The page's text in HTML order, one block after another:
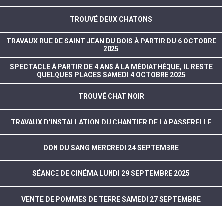
TROUVÉ DEUX CHATONS
TRAVAUX RUE DE SAINT JEAN DU BOIS À PARTIR DU 6 OCTOBRE
2025
SPECTACLE À PARTIR DE 4 ANS À LA MÉDIATHÈQUE, IL RESTE
QUELQUES PLACES SAMEDI 4 OCTOBRE 2025
TROUVÉ CHAT NOIR
TRAVAUX D’INSTALLATION DU CHANTIER DE LA PASSERELLE
DON DU SANG MERCREDI 24 SEPTEMBRE
SÉANCE DE CINÉMA LUNDI 29 SEPTEMBRE 2025
VENTE DE POMMES DE TERRE SAMEDI 27 SEPTEMBRE